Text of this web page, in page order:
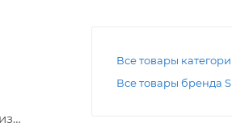
Все товары
Все товары бренда